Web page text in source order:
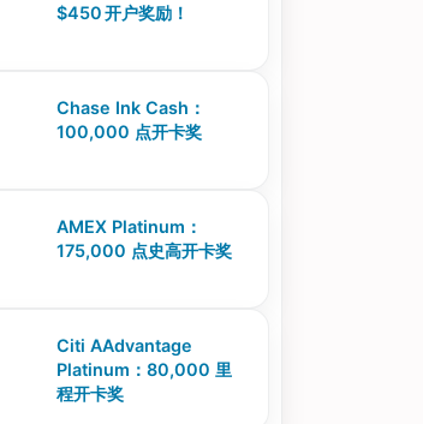
$450 开户奖励！
Chase Ink Cash：
100,000 点开卡奖
AMEX Platinum：
175,000 点史高开卡奖
Citi AAdvantage
Platinum：80,000 里
程开卡奖